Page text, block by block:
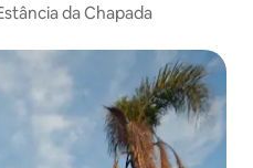
da Chapada
hóspedes